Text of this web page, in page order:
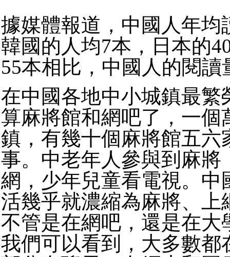
據媒體報道，中國人年均
韓國的人均7本，日本的
55本相比，中國人的閱讀
在中國各地中小城鎮最繁
算麻將館和網吧了，一個
鎮，有幾十個麻將館五六
事。中老年人參與到麻將
網，少年兒童看電視。中
活幾乎就濃縮為麻將、上
不管是在網吧，還是在大
我們可以看到，大多數都